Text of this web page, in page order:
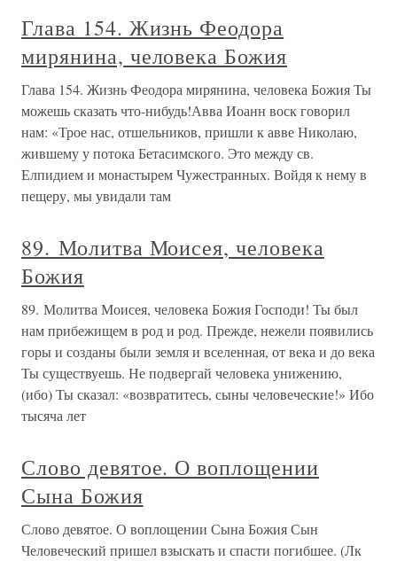
Глава 154. Жизнь Феодора
мирянина, человека Божия
Глава 154. Жизнь Феодора мирянина, человека Божия Ты
можешь сказать что-нибудь!Авва Иоанн воск говорил
нам: «Трое нас, отшельников, пришли к авве Николаю,
жившему у потока Бетасимского. Это между св.
Елпидием и монастырем Чужестранных. Войдя к нему в
пещеру, мы увидали там
89. Молитва Моисея, человека
Божия
89. Молитва Моисея, человека Божия Господи! Ты был
нам прибежищем в род и род. Прежде, нежели появились
горы и созданы были земля и вселенная, от века и до века
Ты существуешь. Не подвергай человека унижению,
(ибо) Ты сказал: «возвратитесь, сыны человеческие!» Ибо
тысяча лет
Слово девятое. О воплощении
Сына Божия
Слово девятое. О воплощении Сына Божия Сын
Человеческий пришел взыскать и спасти погибшее. (Лк